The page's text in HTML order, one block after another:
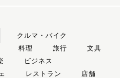
クルマ・バイク
料理 旅行
文具
ビジネス
レストラン
店舗